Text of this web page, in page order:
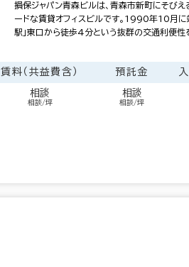
損保ジャパン青森ビルは、青森市新町にそび
ードな賃貸オフィスビルです。1990年10月に
駅」東口から徒歩4分という抜群の交通利便性
賃料（共益費含） 預託金
相談
相談/坪
相談
相談/坪